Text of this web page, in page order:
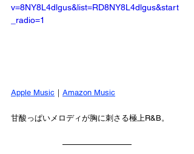
v=8NY8L4dlgus&list=RD8NY8L4dlgus&start
_radio=1
Apple Music ｜ Amazon Music
甘酸っぱいメロディが胸に刺さる極上R&B。